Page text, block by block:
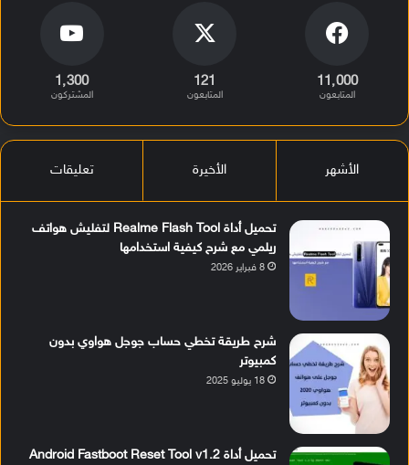
11٬000
المتابعون
121
المتابعون
1٬300
المشتركون
الأشهر الأخيرة تعليقات
تحميل أداة Realme Flash Tool لتفليش هواتف
ريلمي مع شرح كيفية استخدامها
8 فبراير 2026
شرح طريقة تخطي حساب جوجل هواوي بدون
كمبيوتر
18 يوليو 2025
تحميل أداة Android Fastboot Reset Tool v1.2